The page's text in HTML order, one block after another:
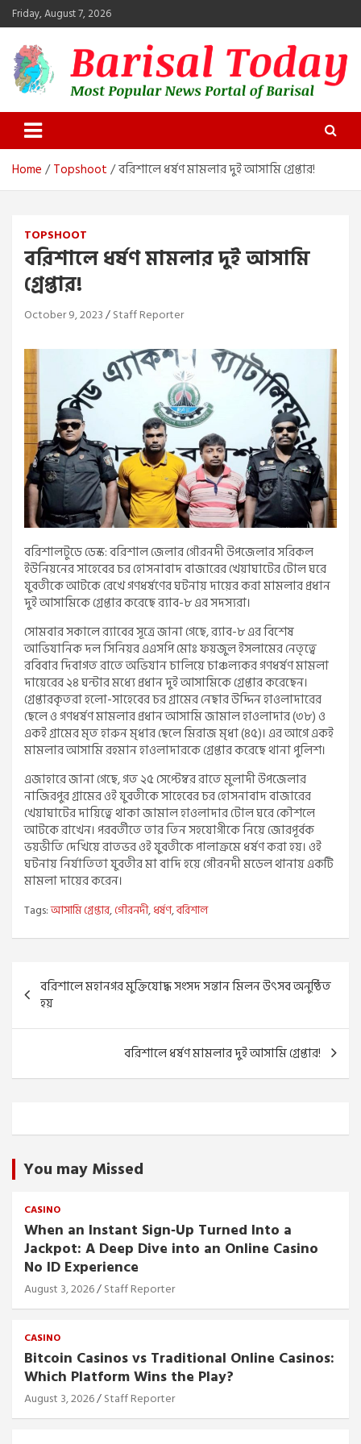
Skip
to
content
Friday, August 7, 2026
Barisal Today
The Most Popular News Portal in Barisal
Home Topshoot বরিশালে ধর্ষণ মামলার দুই আসামি গ্রেপ্তার!
TOPSHOOT
বরিশালে ধর্ষণ মামলার দুই আসামি
গ্রেপ্তার!
October 9, 2023 Staff Reporter
বরিশালটুডে ডেস্ক: বরিশাল জেলার গৌরনদী উপজেলার সরিকল
ইউনিয়নের সাহেবের চর হোসনাবাদ বাজারের খেয়াঘাটের টোল ঘরে
যুবতীকে আটকে রেখে গণধর্ষণের ঘটনায় দায়ের করা মামলার প্রধান
দুই আসামিকে গ্রেপ্তার করেছে র‌্যাব-৮ এর সদস্যরা।
সোমবার সকালে র‌্যাবের সূত্রে জানা গেছে, র‌্যাব-৮ এর বিশেষ
আভিযানিক দল সিনিয়র এএসপি মোঃ ফয়জুল ইসলামের নেতৃত্বে
রবিবার দিবাগত রাতে অভিযান চালিয়ে চাঞ্চল্যকর গণধর্ষণ মামলা
দায়েরের ২৪ ঘন্টার মধ্যে প্রধান দুই আসামিকে গ্রেপ্তার করেছেন।
গ্রেপ্তারকৃতরা হলো-সাহেবের চর গ্রামের নেছার উদ্দিন হাওলাদারের
ছেলে ও গণধর্ষণ মামলার প্রধান আসামি জামাল হাওলাদার (৩৮) ও
একই গ্রামের মৃত হারুন মৃধার ছেলে মিরাজ মৃধা (৪৫)। এর আগে একই
মামলার আসামি রহমান হাওলাদারকে গ্রেপ্তার করেছে থানা পুলিশ।
এজাহারে জানা গেছে, গত ২৫ সেপ্টেম্বর রাতে মুলাদী উপজেলার
নাজিরপুর গ্রামের ওই যুবতীকে সাহেবের চর হোসনাবাদ বাজারের
খেয়াঘাটের দায়িত্বে থাকা জামাল হাওলাদার টোল ঘরে কৌশলে
আটকে রাখেন। পরবর্তীতে তার তিন সহযোগীকে নিয়ে জোরপূর্বক
ভয়ভীতি দেখিয়ে রাতভর ওই যুবতীকে পালাক্রমে ধর্ষণ করা হয়। ওই
ঘটনায় নির্যাতিতা যুবতীর মা বাদি হয়ে গৌরনদী মডেল থানায় একটি
মামলা দায়ের করেন।
Tags:আসামি গ্রেপ্তার,গৌরনদী,ধর্ষণ,বরিশাল
Post
navigation
বরিশালে মহানগর মুক্তিযোদ্ধ সংসদ সন্তান মিলন উৎসব অনুষ্ঠিত
হয়
বরিশালে ধর্ষণ মামলার দুই আসামি গ্রেপ্তার!
You may Missed
CASINO
When an Instant Sign‑Up Turned Into a
Jackpot: A Deep Dive into an Online Casino
No ID Experience
August 3, 2026 Staff Reporter
CASINO
Bitcoin Casinos vs Traditional Online Casinos:
Which Platform Wins the Play?
August 3, 2026 Staff Reporter